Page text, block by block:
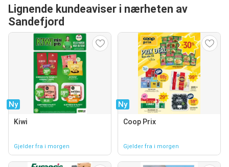
Lignende kundeaviser i nærheten av
Sandefjord
Ny
Kiwi
Gjelder fra i morgen
Ny
Coop Prix
Gjelder fra i morgen